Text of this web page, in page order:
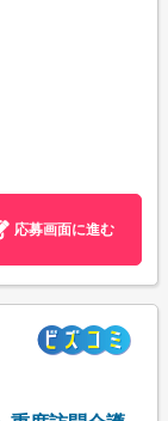
応募画面に進む